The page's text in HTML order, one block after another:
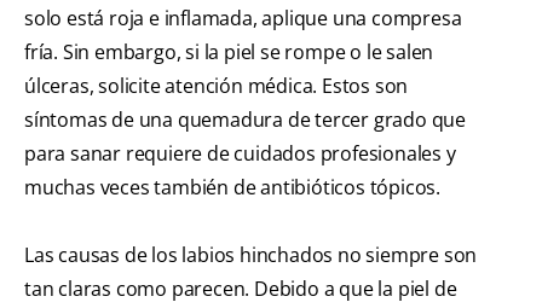
solo está roja e inflamada, aplique una compresa
fría. Sin embargo, si la piel se rompe o le salen
úlceras, solicite atención médica. Estos son
síntomas de una quemadura de tercer grado que
para sanar requiere de cuidados profesionales y
muchas veces también de antibióticos tópicos.
Las causas de los labios hinchados no siempre son
tan claras como parecen. Debido a que la piel de